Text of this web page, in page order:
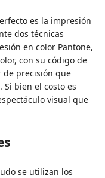
es la impresión
dos técnicas
en color Pantone,
con su código de
de precisión que
Si bien el costo es
visual que
se utilizan los